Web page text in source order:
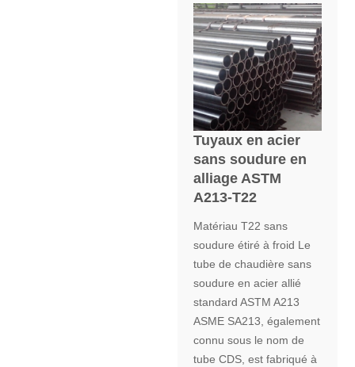
Tuyaux en acier
sans soudure en
alliage ASTM
A213-T22
Matériau T22 sans
soudure étiré à froid Le
tube de chaudière sans
soudure en acier allié
standard ASTM A213
ASME SA213, également
connu sous le nom de
tube CDS, est fabriqué à